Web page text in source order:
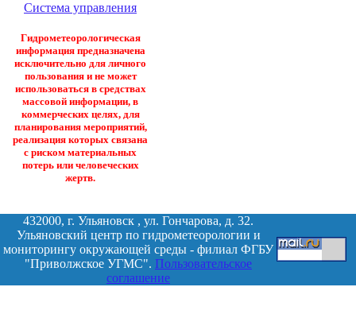
Система управления
Гидрометеорологическая
информация предназначена
исключительно для личного
пользования и не может
использоваться в средствах
массовой информации, в
коммерческих целях, для
планирования мероприятий,
реализация которых связана
с риском материальных
потерь или человеческих
жертв.
432000, г. Ульяновск , ул. Гончарова, д. 32.
Ульяновский центр по гидрометеорологии и
мониторингу окружающей среды - филиал ФГБУ
"Приволжское УГМС". Пользовательское
соглашение